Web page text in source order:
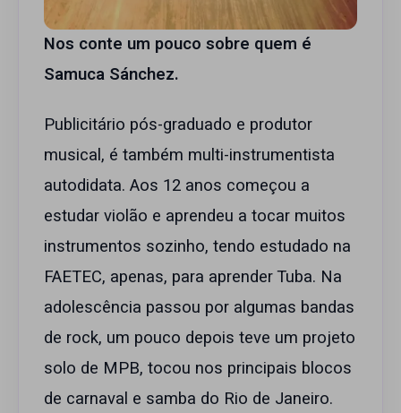
Nos conte um pouco sobre quem é
Samuca Sánchez.
Publicitário pós-graduado e produtor
musical, é também multi-instrumentista
autodidata. Aos 12 anos começou a
estudar violão e aprendeu a tocar muitos
instrumentos sozinho, tendo estudado na
FAETEC, apenas, para aprender Tuba. Na
adolescência passou por algumas bandas
de rock, um pouco depois teve um projeto
solo de MPB, tocou nos principais blocos
de carnaval e samba do Rio de Janeiro.